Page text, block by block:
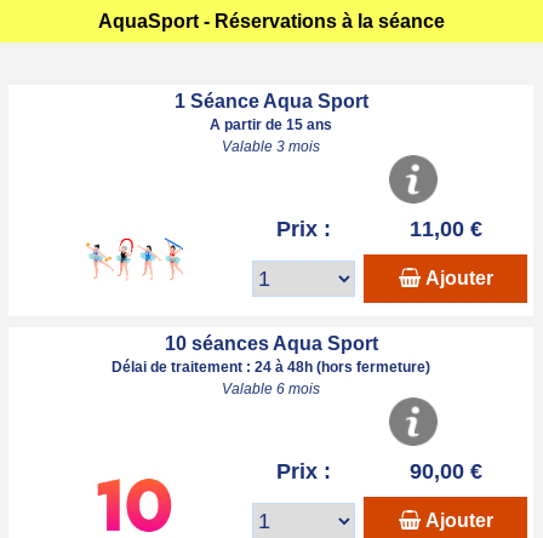
AquaSport - Réservations à la séance
1 Séance Aqua Sport
A partir de 15 ans
Valable 3 mois
Prix : 11,00 €
Ajouter
10 séances Aqua Sport
Délai de traitement : 24 à 48h (hors fermeture)
Valable 6 mois
Prix : 90,00 €
Ajouter